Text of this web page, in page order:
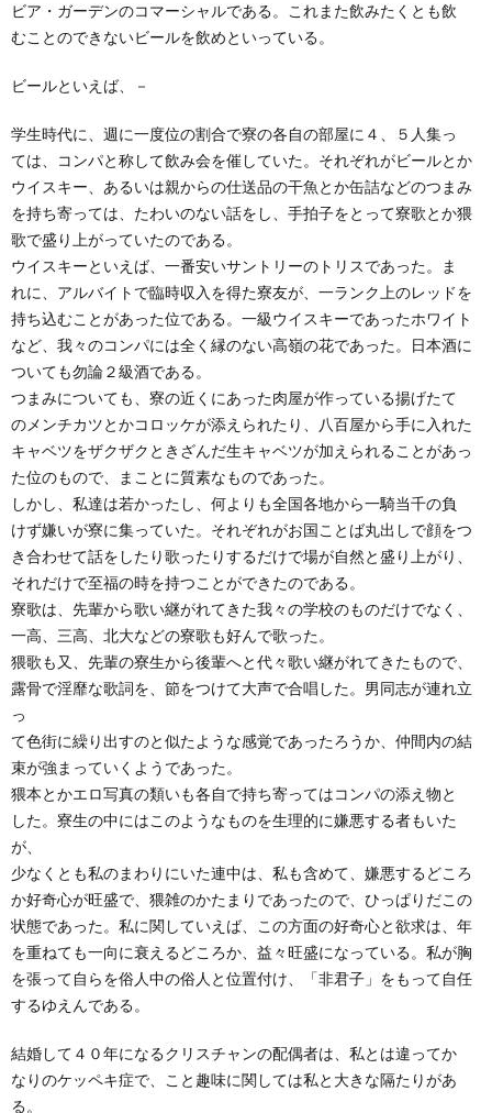
ビア・ガーデンのコマーシャルである。これまた飲みたくとも飲
むことのできないビールを飲めといっている。
ビールといえば、－
学生時代に、週に一度位の割合で寮の各自の部屋に４、５人集っ
ては、コンパと称して飲み会を催していた。それぞれがビールとか
ウイスキー、あるいは親からの仕送品の干魚とか缶詰などのつまみ
を持ち寄っては、たわいのない話をし、手拍子をとって寮歌とか猥
歌で盛り上がっていたのである。
ウイスキーといえば、一番安いサントリーのトリスであった。ま
れに、アルバイトで臨時収入を得た寮友が、一ランク上のレッドを
持ち込むことがあった位である。一級ウイスキーであったホワイト
など、我々のコンパには全く縁のない高嶺の花であった。日本酒に
ついても勿論２級酒である。
つまみについても、寮の近くにあった肉屋が作っている揚げたて
のメンチカツとかコロッケが添えられたり、八百屋から手に入れた
キャベツをザクザクときざんだ生キャベツが加えられることがあっ
た位のもので、まことに質素なものであった。
しかし、私達は若かったし、何よりも全国各地から一騎当千の負
けず嫌いが寮に集っていた。それぞれがお国ことば丸出しで顔をつ
き合わせて話をしたり歌ったりするだけで場が自然と盛り上がり、
それだけで至福の時を持つことができたのである。
寮歌は、先輩から歌い継がれてきた我々の学校のものだけでなく、
一高、三高、北大などの寮歌も好んで歌った。
猥歌も又、先輩の寮生から後輩へと代々歌い継がれてきたもので、
露骨で淫靡な歌詞を、節をつけて大声で合唱した。男同志が連れ立
っ
て色街に繰り出すのと似たような感覚であったろうか、仲間内の結
束が強まっていくようであった。
猥本とかエロ写真の類いも各自で持ち寄ってはコンパの添え物と
した。寮生の中にはこのようなものを生理的に嫌悪する者もいた
が、
少なくとも私のまわりにいた連中は、私も含めて、嫌悪するどころ
か好奇心が旺盛で、猥雑のかたまりであったので、ひっぱりだこの
状態であった。私に関していえば、この方面の好奇心と欲求は、年
を重ねても一向に衰えるどころか、益々旺盛になっている。私が胸
を張って自らを俗人中の俗人と位置付け、「非君子」をもって自任
するゆえんである。
結婚して４０年になるクリスチャンの配偶者は、私とは違ってか
なりのケッペキ症で、こと趣味に関しては私と大きな隔たりがあ
る。